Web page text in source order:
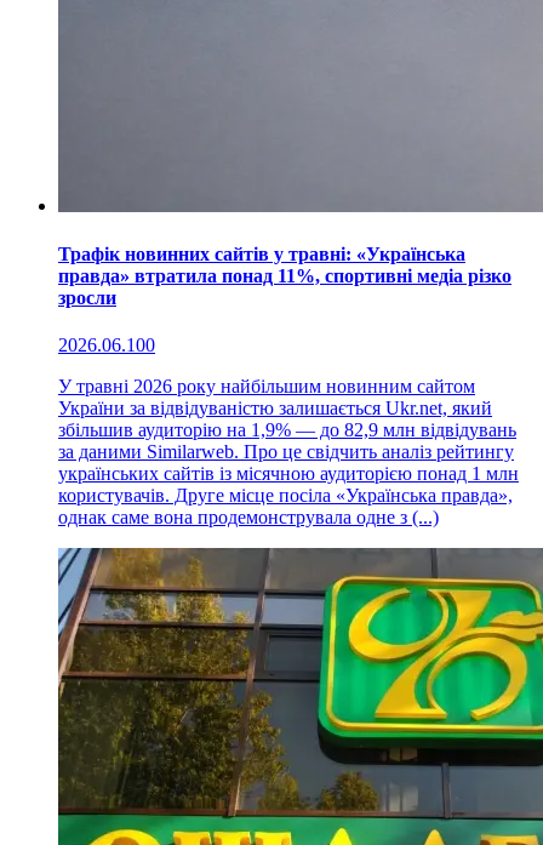
Трафік новинних сайтів у травні: «Українська
правда» втратила понад 11%, спортивні медіа різко
зросли
2026.06.100
У травні 2026 року найбільшим новинним сайтом
України за відвідуваністю залишається Ukr.net, який
збільшив аудиторію на 1,9% — до 82,9 млн відвідувань
за даними Similarweb. Про це свідчить аналіз рейтингу
українських сайтів із місячною аудиторією понад 1 млн
користувачів. Друге місце посіла «Українська правда»,
однак саме вона продемонструвала одне з (...)